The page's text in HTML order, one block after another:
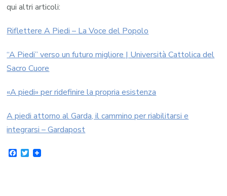
qui altri articoli:
Riflettere A Piedi – La Voce del Popolo
“A Piedi” verso un futuro migliore | Università Cattolica del
Sacro Cuore
«A piedi» per ridefinire la propria esistenza
A piedi attorno al Garda, il cammino per riabilitarsi e
integrarsi – Gardapost
Facebook
Twitter